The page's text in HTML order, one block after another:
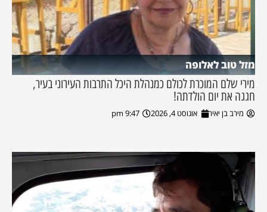
מזל טוב לאלופה
מירי שלם המוכרת לכולם כמנהלת היכל התרבות העירוני בעיר,
חגגה את יום הולדתה!
מירב בן יאיר אוגוסט 4, 2026 9:47 pm